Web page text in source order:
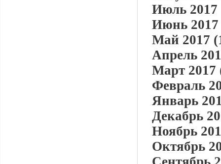
Июль 2017
Июнь 2017
Май 2017
Апрель
Март 2017
Февраль
Январь
Декабрь
Ноябрь
Октябрь